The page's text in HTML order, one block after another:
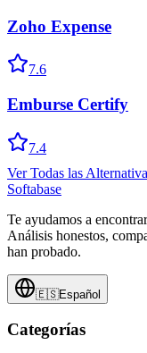
Zoho Expense
7.6
Emburse Certify
7.4
Ver Todas las
Softabase
Te ayudamos a
Análisis honestos,
han probado.
🇪🇸Español
Categorías